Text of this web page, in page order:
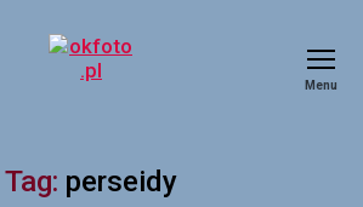
Menu
Tag: perseidy